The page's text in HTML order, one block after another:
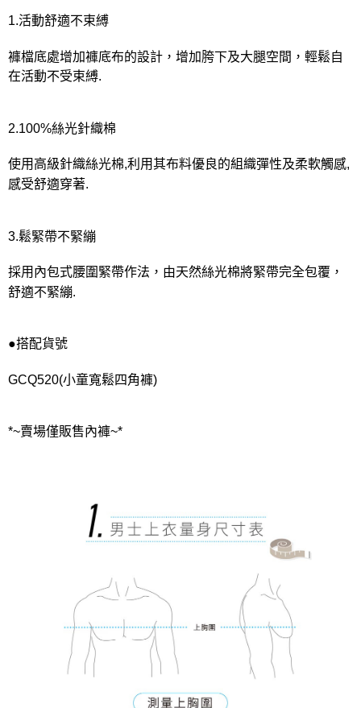
每筆NT$220
1.活動舒適不束縛
褲檔底處增加褲底布的設計，增加胯下及大腿空間，輕鬆自
在活動不受束縛.
2.100%絲光針織棉
使用高級針織絲光棉,利用其布料優良的組織彈性及柔軟觸感,
感受舒適穿著.
3.鬆緊帶不緊繃
採用內包式腰圍緊帶作法，由天然絲光棉將緊帶完全包覆，
舒適不緊繃.
●搭配貨號
GCQ520(小童寬鬆四角褲)
*~賣場僅販售內褲~*